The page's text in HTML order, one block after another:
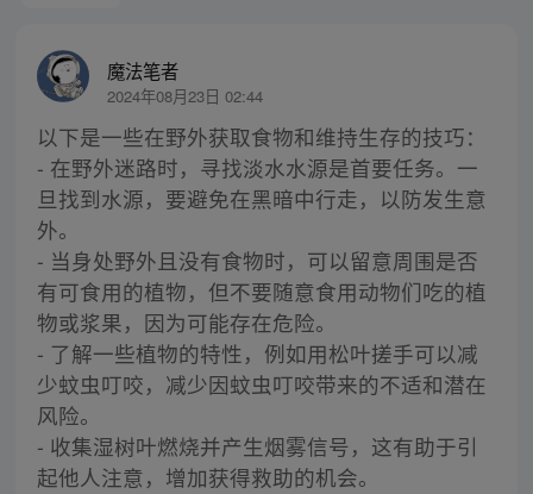
魔法笔者
2024年08月23日 02:44
以下是一些在野外获取食物和维持生存的技巧：
- 在野外迷路时，寻找淡水水源是首要任务。一
旦找到水源，要避免在黑暗中行走，以防发生意
外。
- 当身处野外且没有食物时，可以留意周围是否
有可食用的植物，但不要随意食用动物们吃的植
物或浆果，因为可能存在危险。
- 了解一些植物的特性，例如用松叶搓手可以减
少蚊虫叮咬，减少因蚊虫叮咬带来的不适和潜在
风险。
- 收集湿树叶燃烧并产生烟雾信号，这有助于引
起他人注意，增加获得救助的机会。